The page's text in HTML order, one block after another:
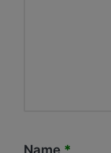
Name *